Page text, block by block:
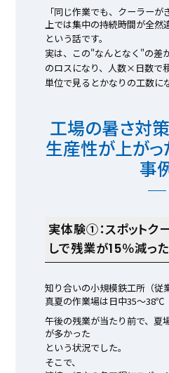
「同じ作業でも、クーラー
上では集中の持続時間が全然
という話です。
実は、この"なんとなく"の差
のロスになり、人数×日数で
単位で見るとかなりの工数に
工場の暑さ対
生産性が上がっ
事
実体験①：スポットク
しで残業が15％減っ
知り合いの小規模鉄工所（従
真夏の作業場は日中35〜38℃
午後の残業が当たり前で、夏
が多かった
という状況でした。
そこで、